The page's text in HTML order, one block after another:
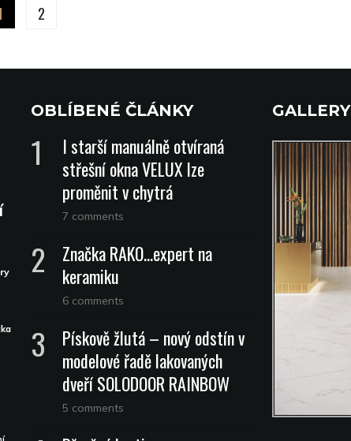
2
OBLÍBENÉ ČLÁNKY
I starší manuálně otvíraná
střešní okna VELUX lze
proměnit v chytrá
7 comments
Značka RAKO…expert na
keramiku
6 comments
Pískově žlutá – nový odstín v
modelové řadě lakovaných
dveří SOLODOOR RAINBOW
5 comments
GALLERY